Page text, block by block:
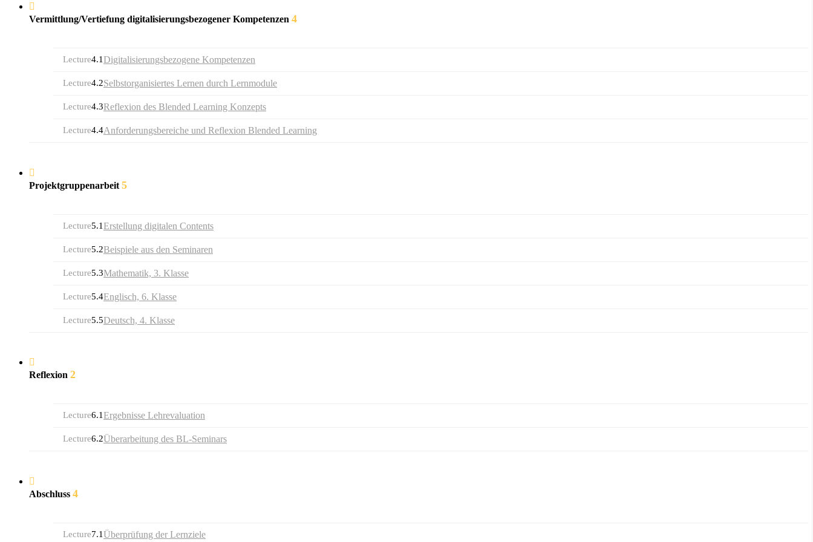
Vermittlung/Vertiefung digitalisierungsbezogener Kompetenzen 4
Lecture4.1Digitalisierungsbezogene Kompetenzen
Lecture4.2Selbstorganisiertes Lernen durch Lernmodule
Lecture4.3Reflexion des Blended Learning Konzepts
Lecture4.4Anforderungsbereiche und Reflexion Blended Learning
Projektgruppenarbeit 5
Lecture5.1Erstellung digitalen Contents
Lecture5.2Beispiele aus den Seminaren
Lecture5.3Mathematik, 3. Klasse
Lecture5.4Englisch, 6. Klasse
Lecture5.5Deutsch, 4. Klasse
Reflexion 2
Lecture6.1Ergebnisse Lehrevaluation
Lecture6.2Überarbeitung des BL-Seminars
Abschluss 4
Lecture7.1Überprüfung der Lernziele